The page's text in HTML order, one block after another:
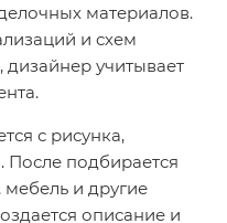
материалов.
и схем
учитывает
с рисунка,
После подбирается
и другие
описание и